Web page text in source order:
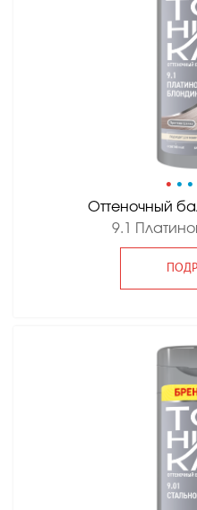
• • •
Оттеночный
9.1